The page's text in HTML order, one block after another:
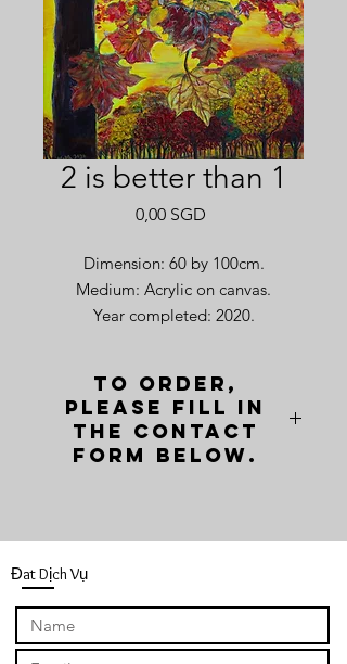
2 is better than 1
0,00 SGD
Dimension: 60 by 100cm.
Medium: Acrylic on canvas.
Year completed: 2020.
To order,
please fill in
the contact
form below.
Đat Dịch Vụ